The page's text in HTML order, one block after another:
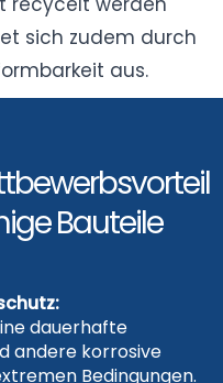
sich zudem durch
aus.
Bauteile
dauerhafte
andere korrosive
Bedingungen.